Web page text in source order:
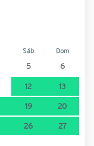
Sáb Dom
5 6
12 13
19 20
26 27